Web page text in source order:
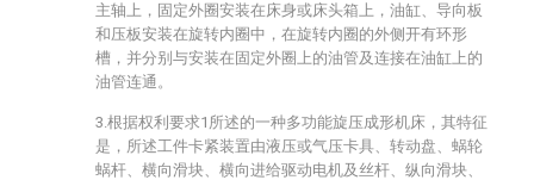
主轴上，固定外圈安装在床身或床头箱上，油缸、导向板
和压板安装在旋转内圈中，在旋转内圈的外侧开有环形
槽，并分别与安装在固定外圈上的油管及连接在油缸上的
油管连通。
3.根据权利要求1所述的一种多功能旋压成形机床，其特征
是，所述工件卡紧装置由液压或气压卡具、转动盘、蜗轮
蜗杆、横向滑块、横向进给驱动电机及丝杆、纵向滑块、